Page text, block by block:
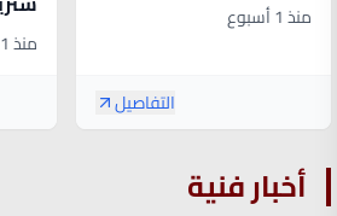
القطاع
منذ 1 أسبوع
التفاصيل
منذ 1 أسبوع
أخبار فنية